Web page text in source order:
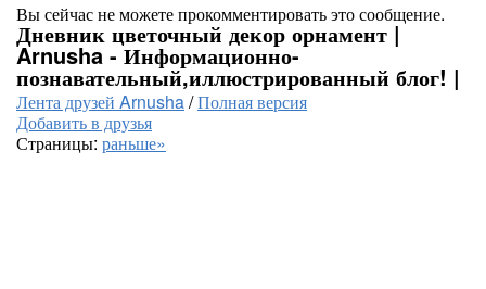
Вы сейчас не можете прокомментировать это сообщение.
Дневник цветочный декор орнамент |
Arnusha - Информационно-
познавательный,иллюстрированный блог! |
Лента друзей Arnusha/Полная версия
Добавить в друзья
Страницы: раньше»